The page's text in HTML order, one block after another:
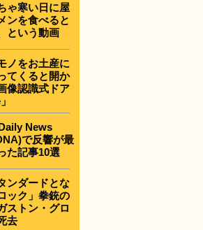
ゃ寒い日に屋
ンを食べると
という動画
ノをお土産に
てくると開か
像認識式ドア
News
で反響が最
た記事10選
ンダードとな
ック」拳銃の
ストン・グロ
去